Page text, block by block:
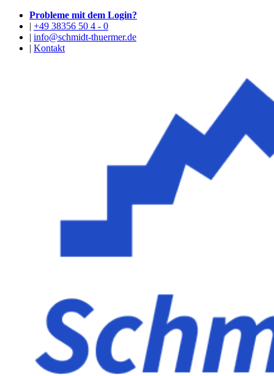
Probleme mit dem Login?
| +49 38356 50 4 - 0
| info@schmidt-thuermer.de
| Kontakt